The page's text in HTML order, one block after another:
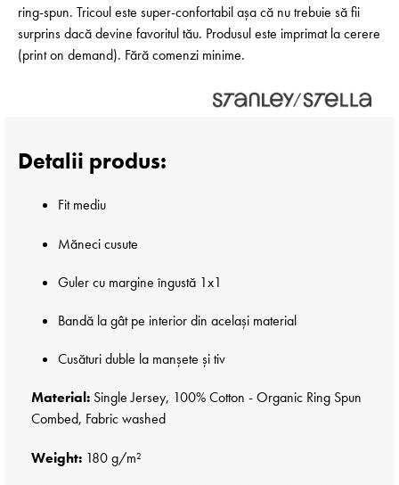
ring-spun. Tricoul este super-confortabil așa că nu trebuie să fii
surprins dacă devine favoritul tău. Produsul este imprimat la cerere
(print on demand). Fără comenzi minime.
Detalii produs:
Fit mediu
Măneci cusute
Guler cu margine îngustă 1x1
Bandă la gât pe interior din același material
Cusături duble la manșete și tiv
Material: Single Jersey, 100% Cotton - Organic Ring Spun
Combed, Fabric washed
Weight: 180 g/m²